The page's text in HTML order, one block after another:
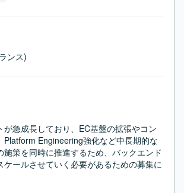
ンス)
が急成長しており、EC基盤の拡張やコン
Platform Engineering強化など中長期的な
施策を同時に推進するため、バックエンド
ケールさせていく必要があるための募集に